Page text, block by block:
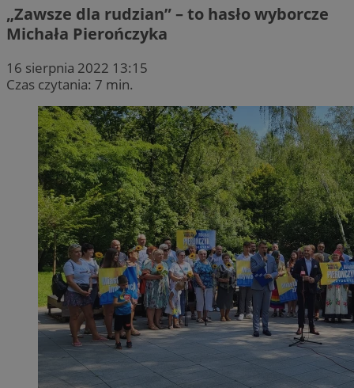
„Zawsze dla rudzian” – to hasło wyborcze
Michała Pierończyka
16 sierpnia 2022 13:15
Czas czytania: 7 min.